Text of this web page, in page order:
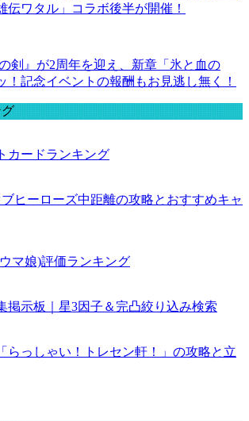
伝ワタル」コラボ後半が開催！
剣』が2周年を迎え、新章「氷と血の
！記念イベントの報酬もお見逃し無く！
カードランキング
ヒーローズ中距離の攻略とおすすめキャ
マ娘)評価ランキング
掲示板｜星3因子＆完凸絞り込み検索
らっしゃい！トレセン軒！」の攻略と立